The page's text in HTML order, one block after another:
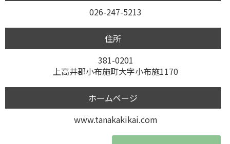
026-247-5213
住所
381-0201
上高井郡小布施町大字小布施1170
ホームページ
www.tanakakikai.com